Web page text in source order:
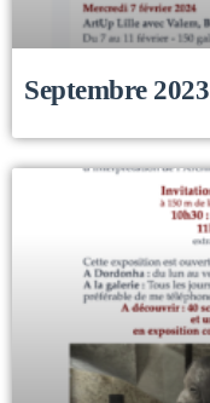
Septembre 2023